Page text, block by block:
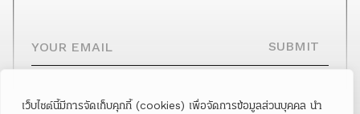
เว็บไซต์นี้มีการจัดเก็บคุกกี้ (cookies) เพื่อจัดการข้อมูลส่วนบุคคล นำ
SUBMIT